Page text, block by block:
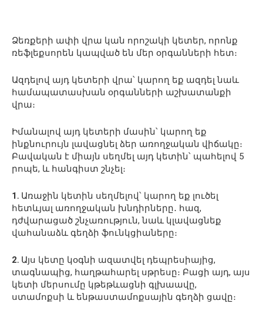
Ձեռքերի ափի վրա կան որոշակի կետեր, որոնք
ռեֆլեքսորեն կապված են մեր օրգանների հետ։
Ազդելով այդ կետերի վրա՝ կարող եք ազդել նաև
համապատասխան օրգանների աշխատանքի
վրա։
Իմանալով այդ կետերի մասին՝ կարող եք
ինքնուրույն լավացնել ձեր առողջական վիճակը։
Բավական է միայն սեղմել այդ կետին՝ պահելով 5
րոպե, և հանգիստ շնչել։
1․ Առաջին կետին սեղմելով՝ կարող եք լուծել
հետևյալ առողջական խնդիրները․ հազ,
դժվարացած շնչառություն, նաև կլավացնեք
վահանաձև գեղձի ֆունկցիաները։
2․ Այս կետը կօգնի ազատվել դեպրեսիայից,
տագնապից, հաղթահարել սթրեսը։ Բացի այդ, այս
կետի մերսումը կթեթևացնի գլխաավը,
ստամոքսի և ենթաստամոքսային գեղձի ցավը։